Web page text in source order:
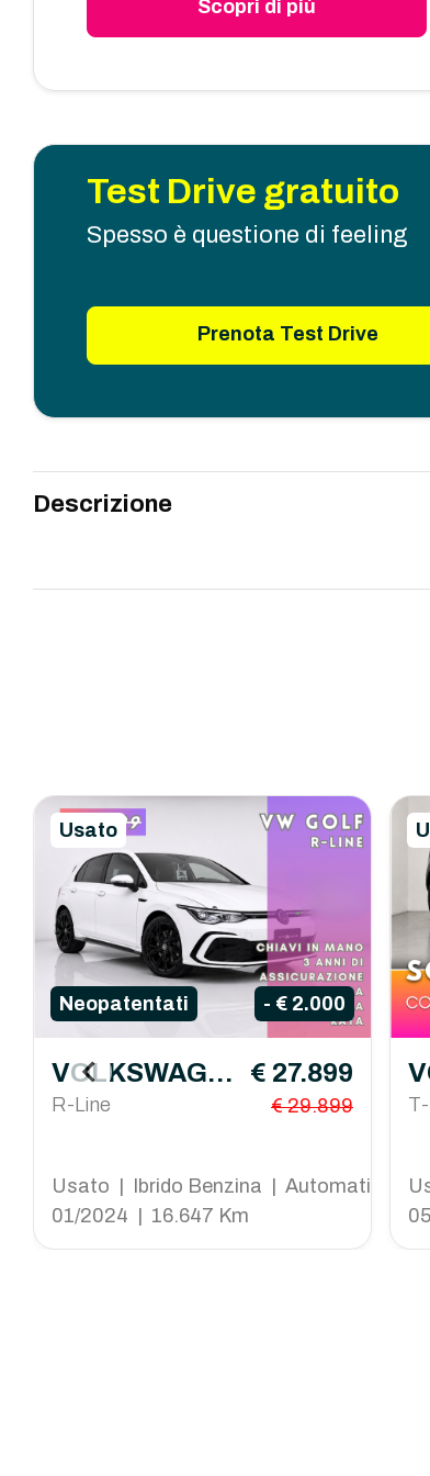
Scopri di più
Test Drive gratuito
Spesso è questione di feeling
Prenota Test Drive
Descrizione
Usato
Neopatentati - € 2.000
VOLKSWAGE
N Golf
R-Line
€ 27.899
€ 29.899
Usato | Ibrido Benzina | Automatico
01/2024 | 16.647 Km